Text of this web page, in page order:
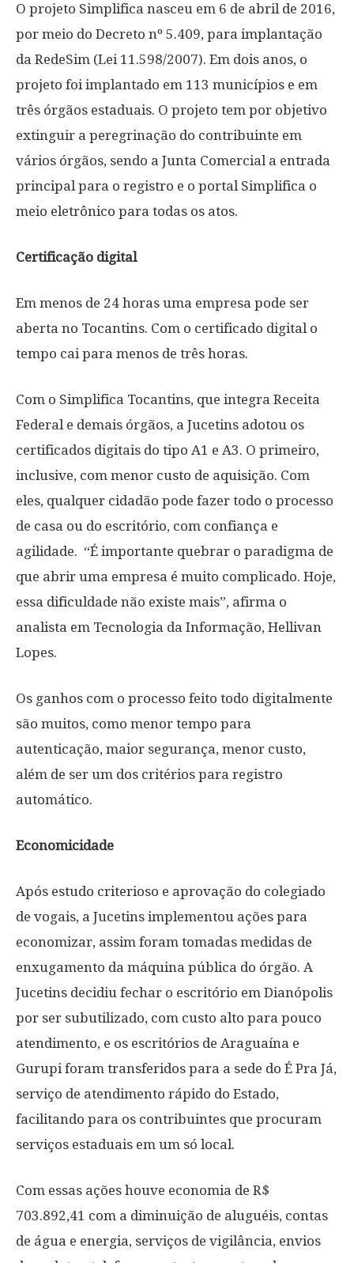
O projeto Simplifica nasceu em 6 de abril de 2016,
por meio do Decreto nº 5.409, para implantação
da RedeSim (Lei 11.598/2007). Em dois anos, o
projeto foi implantado em 113 municípios e em
três órgãos estaduais. O projeto tem por objetivo
extinguir a peregrinação do contribuinte em
vários órgãos, sendo a Junta Comercial a entrada
principal para o registro e o portal Simplifica o
meio eletrônico para todas os atos.
Certificação digital
Em menos de 24 horas uma empresa pode ser
aberta no Tocantins. Com o certificado digital o
tempo cai para menos de três horas.
Com o Simplifica Tocantins, que integra Receita
Federal e demais órgãos, a Jucetins adotou os
certificados digitais do tipo A1 e A3. O primeiro,
inclusive, com menor custo de aquisição. Com
eles, qualquer cidadão pode fazer todo o processo
de casa ou do escritório, com confiança e
agilidade. “É importante quebrar o paradigma de
que abrir uma empresa é muito complicado. Hoje,
essa dificuldade não existe mais”, afirma o
analista em Tecnologia da Informação, Hellivan
Lopes.
Os ganhos com o processo feito todo digitalmente
são muitos, como menor tempo para
autenticação, maior segurança, menor custo,
além de ser um dos critérios para registro
automático.
Economicidade
Após estudo criterioso e aprovação do colegiado
de vogais, a Jucetins implementou ações para
economizar, assim foram tomadas medidas de
enxugamento da máquina pública do órgão. A
Jucetins decidiu fechar o escritório em Dianópolis
por ser subutilizado, com custo alto para pouco
atendimento, e os escritórios de Araguaína e
Gurupi foram transferidos para a sede do É Pra Já,
serviço de atendimento rápido do Estado,
facilitando para os contribuintes que procuram
serviços estaduais em um só local.
Com essas ações houve economia de R$
703.892,41 com a diminuição de aluguéis, contas
de água e energia, serviços de vigilância, envios